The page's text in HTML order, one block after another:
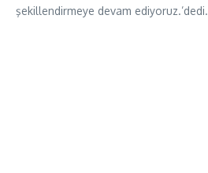
şekillendirmeye devam ediyoruz.’dedi.